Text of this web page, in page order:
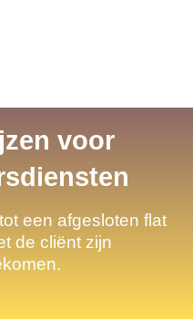
voor
een afgesloten flat
de cliënt zijn